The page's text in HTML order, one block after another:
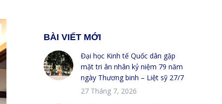
BÀI VIẾT MỚI
Đại học Kinh tế Quốc dân gặp
mặt tri ân nhân kỷ niệm 79 năm
ngày Thương binh – Liệt sỹ 27/7
27 Tháng 7, 2026